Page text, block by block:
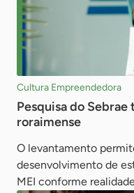
Cultura Empreendedora
Pesquisa do Sebrae
roraimense
O levantamento
desenvolvimento de
MEI conforme